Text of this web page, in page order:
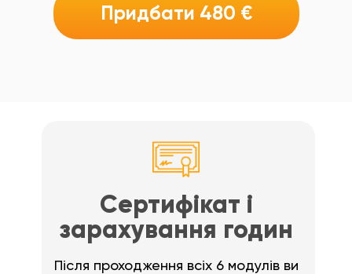
Придбати 480 €
Після проходження всіх 6 модулів ви
Сертифікат і
зарахування годин